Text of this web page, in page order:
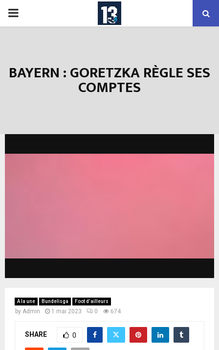
PRIMARY
BAYERN : GORETZKA RÈGLE SES
COMPTES
A la une Bundelisga Foot d’ailleurs
by Admin 1 mai 2023 0 674
SHARE 0